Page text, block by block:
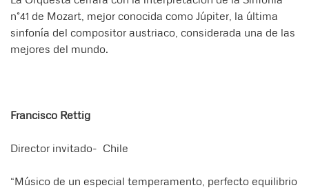
n°41 de Mozart, mejor conocida como Júpiter, la última
sinfonía del compositor austriaco, considerada una de las
mejores del mundo.
Francisco Rettig
Director invitado- Chile
“Músico de un especial temperamento, perfecto equilibrio